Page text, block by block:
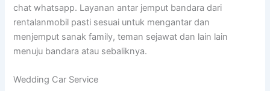
chat whatsapp. Layanan antar jemput bandara dari
rentalanmobil pasti sesuai untuk mengantar dan
menjemput sanak family, teman sejawat dan lain lain
menuju bandara atau sebaliknya.
Wedding Car Service